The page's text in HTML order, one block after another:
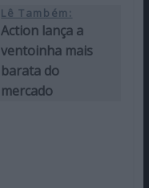
Lê Também:
Action lança a
ventoinha mais
barata do
mercado